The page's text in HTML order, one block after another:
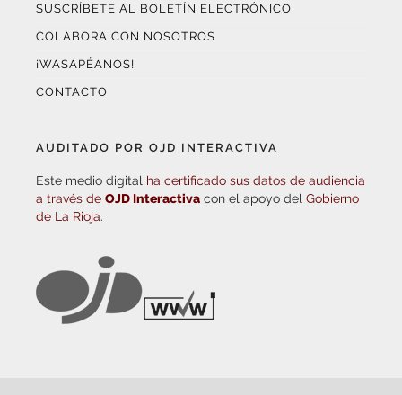
SUSCRÍBETE AL BOLETÍN ELECTRÓNICO
COLABORA CON NOSOTROS
¡WASAPÉANOS!
CONTACTO
AUDITADO POR OJD INTERACTIVA
Este medio digital ha certificado sus datos de audiencia
a través de OJD Interactiva con el apoyo del Gobierno
de La Rioja.